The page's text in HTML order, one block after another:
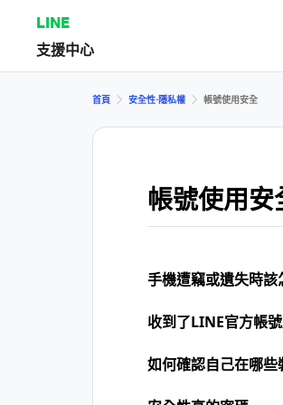
LINE
支援中心
首頁 安全性⋅隱私權 帳號使用安全
帳號使用安
手機遭竊或遺失時該
收到了LINE官方帳
如何確認自己在哪